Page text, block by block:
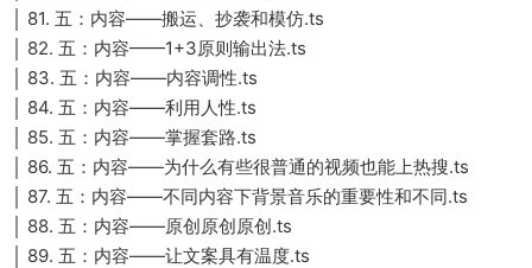
│ 81. 五：内容——搬运、抄袭和模仿.ts
│ 82. 五：内容——1+3原则输出法.ts
│ 83. 五：内容——内容调性.ts
│ 84. 五：内容——利用人性.ts
│ 85. 五：内容——掌握套路.ts
│ 86. 五：内容——为什么有些很普通的视频也能上热搜.ts
│ 87. 五：内容——不同内容下背景音乐的重要性和不同.ts
│ 88. 五：内容——原创原创原创.ts
│ 89. 五：内容——让文案具有温度.ts